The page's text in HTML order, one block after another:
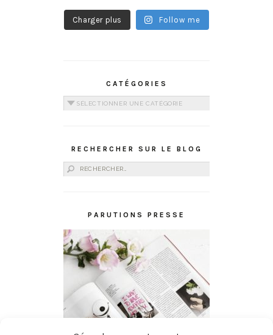
Charger plus Follow me
CATÉGORIES
Catégories
RECHERCHER SUR LE BLOG
Rechercher :
PARUTIONS PRESSE